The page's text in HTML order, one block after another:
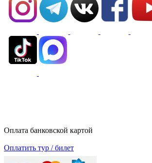
Оплата банковской картой
Оплатить тур / билет